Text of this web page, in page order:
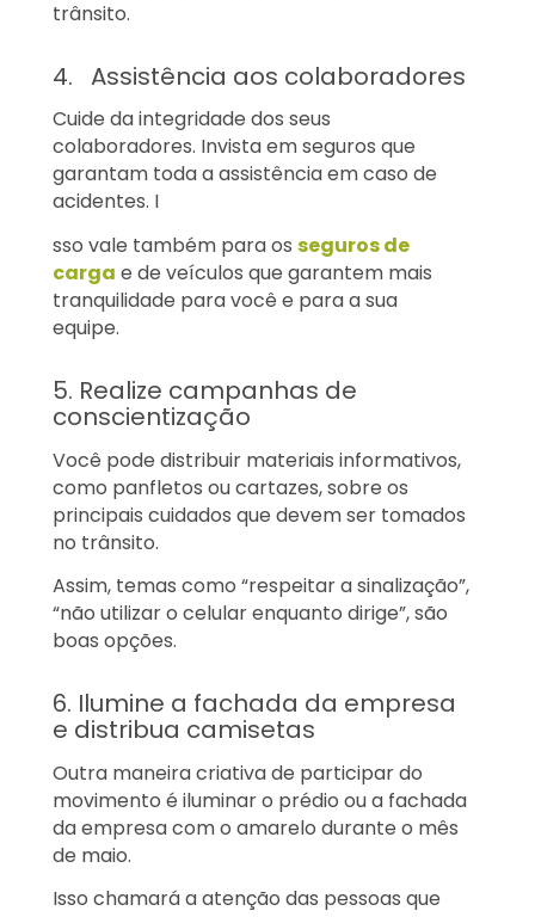
trânsito.
4. Assistência aos colaboradores
Cuide da integridade dos seus
colaboradores. Invista em seguros que
garantam toda a assistência em caso de
acidentes. I
sso vale também para os seguros de
carga e de veículos que garantem mais
tranquilidade para você e para a sua
equipe.
5. Realize campanhas de
conscientização
Você pode distribuir materiais informativos,
como panfletos ou cartazes, sobre os
principais cuidados que devem ser tomados
no trânsito.
Assim, temas como “respeitar a sinalização”,
“não utilizar o celular enquanto dirige”, são
boas opções.
6. Ilumine a fachada da empresa
e distribua camisetas
Outra maneira criativa de participar do
movimento é iluminar o prédio ou a fachada
da empresa com o amarelo durante o mês
de maio.
Isso chamará a atenção das pessoas que